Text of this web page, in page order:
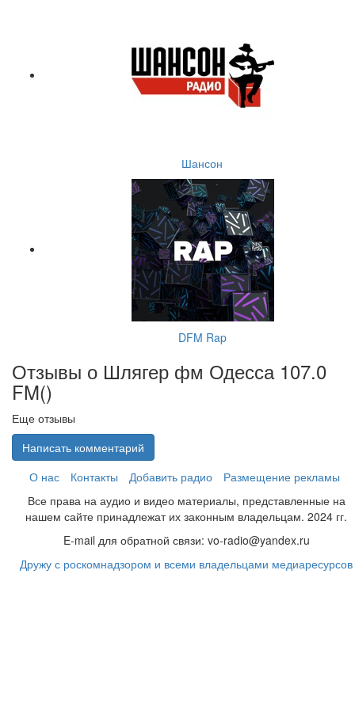
Шансон
DFM Rap
Отзывы о Шлягер фм Одесса 107.0
FM()
Еще отзывы
Написать комментарий
О нас
Контакты Добавить радио
Размещение рекламы
Все права на аудио и видео материалы, представленные на
нашем сайте принадлежат их законным владельцам. 2024 гг.
E-mail для обратной связи: vo-radio@yandex.ru
Дружу с роскомнадзором и всеми владельцами медиаресурсов